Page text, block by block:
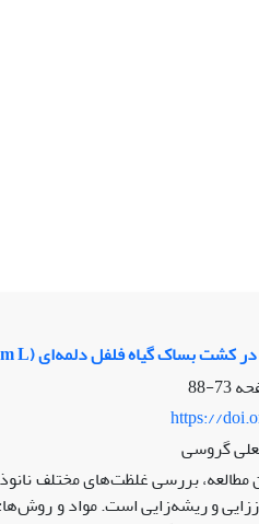
73-88
https://
گروسی
و ریشه‌زایی است. مواد و